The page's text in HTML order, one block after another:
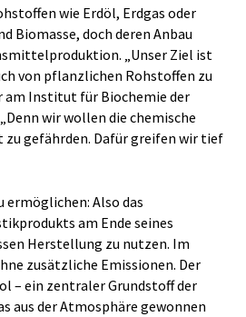
wie Erdöl, Erdgas oder
Biomasse, doch deren Anbau
„Unser Ziel ist
von pflanzlichen Rohstoffen zu
am Institut für Biochemie der
wir wollen die chemische
gefährden. Dafür greifen wir tief
ermöglichen: Also das
am Ende seines
Herstellung zu nutzen. Im
zusätzliche Emissionen. Der
– ein zentraler Grundstoff der
aus der Atmosphäre gewonnen